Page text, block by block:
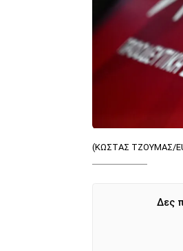
(ΚΩΣΤΑΣ ΤΖΟΥΜΑΣ/
Δες